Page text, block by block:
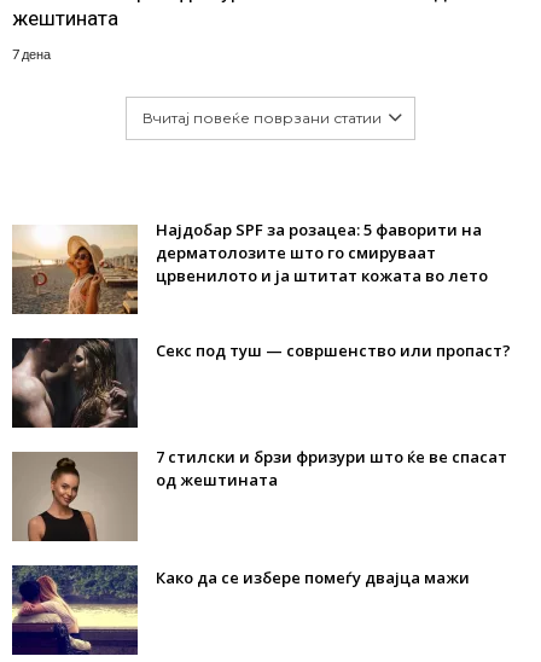
жештината
7 дена
Вчитај повеќе поврзани статии
Најдобар SPF за розацеа: 5 фаворити на
дерматолозите што го смируваат
црвенилото и ја штитат кожата во лето
Секс под туш — совршенство или пропаст?
7 стилски и брзи фризури што ќе ве спасат
од жештината
Како да се избере помеѓу двајца мажи